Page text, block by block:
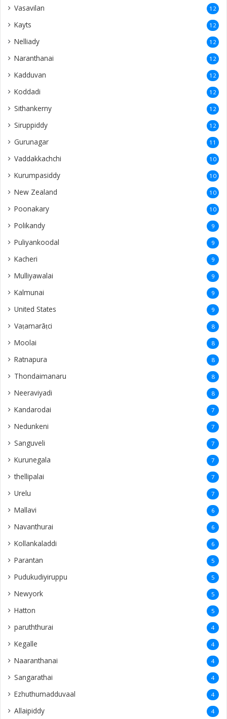
Vasavilan 12
Kayts 12
Nelliady 12
Naranthanai 12
Kadduvan 12
Koddadi 12
Sithankerny 12
Siruppiddy 12
Gurunagar 11
Vaddakkachchi 10
Kurumpasiddy 10
New Zealand 10
Poonakary 10
Polikandy 9
Puliyankoodal 9
Kacheri 9
Mulliyawalai 9
Kalmunai 9
United States 9
Vaṭamarāṭci 8
Moolai 8
Ratnapura 8
Thondaimanaru 8
Neeraviyadi 8
Kandarodai 7
Nedunkeni 7
Sanguveli 7
Kurunegala 7
thellipalai 7
Urelu 7
Mallavi 6
Navanthurai 6
Kollankaladdi 6
Parantan 5
Pudukudiyiruppu 5
Newyork 5
Hatton 5
paruththurai 4
Kegalle 4
Naaranthanai 4
Sangarathai 4
Ezhuthumadduvaal 4
Allaipiddy 4